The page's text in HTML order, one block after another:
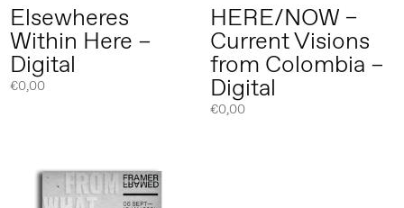
Elsewheres
Within Here –
Digital
€0,00
HERE/NOW –
Current Visions
from Colombia –
Digital
€0,00